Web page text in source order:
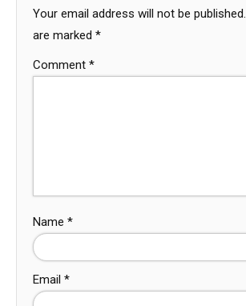
Your email address will not be published.
are marked *
Comment *
Name *
Email *